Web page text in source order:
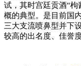
试，其时宫廷贡酒“
概的典型。是目前国
三大支流喷鼻型并下
较高的出名度、佳誉